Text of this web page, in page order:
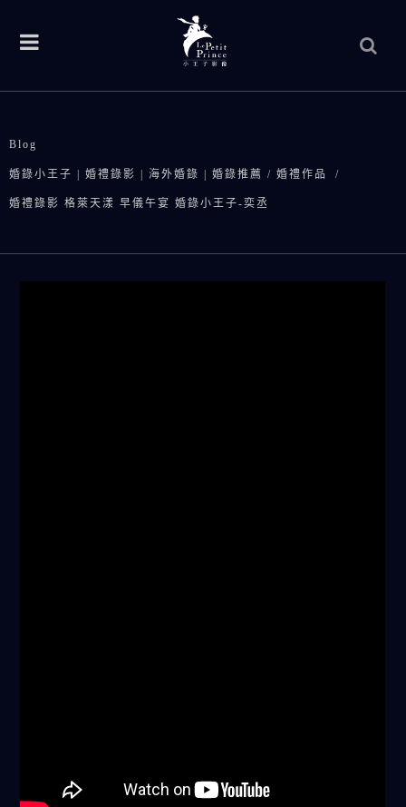
Blog
婚錄小王子 | 婚禮錄影 | 海外婚錄 | 婚錄推薦 / 婚禮作品 /
婚禮錄影 格萊天漾 早儀午宴 婚錄小王子-奕丞